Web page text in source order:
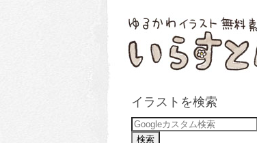
イラストを検索